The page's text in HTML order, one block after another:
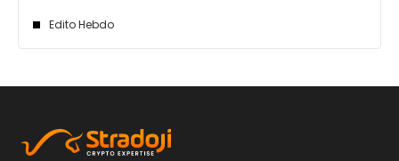
Edito Hebdo